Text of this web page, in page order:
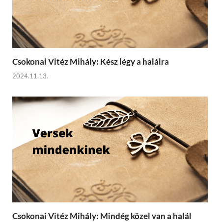
Csokonai Vitéz Mihály: Kész légy a halálra
2024.11.13.
Csokonai Vitéz Mihály: Mindég közel van a halál